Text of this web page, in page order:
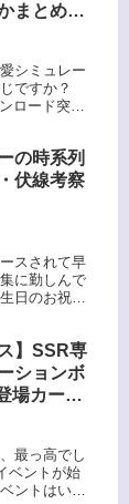
まとめて
シミュレー
ですか？
ロード突破
の時系列
伏線考察
スされて早
に勤しんで
日のお祝い
】SSR専
ションボ
場カード
最っ高でし
ベントが始
ントはいき